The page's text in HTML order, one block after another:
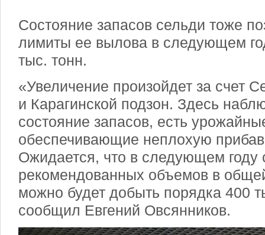
Состояние запасов сельди тоже
лимиты ее вылова в следующем
тыс. тонн.
«Увеличение произойдет за счет
и Карагинской подзон. Здесь
состояние запасов, есть
обеспечивающие неплохую
Ожидается, что в следующем году
рекомендованных объемов в
можно будет добыть порядка 400
сообщил Евгений Овсянников.